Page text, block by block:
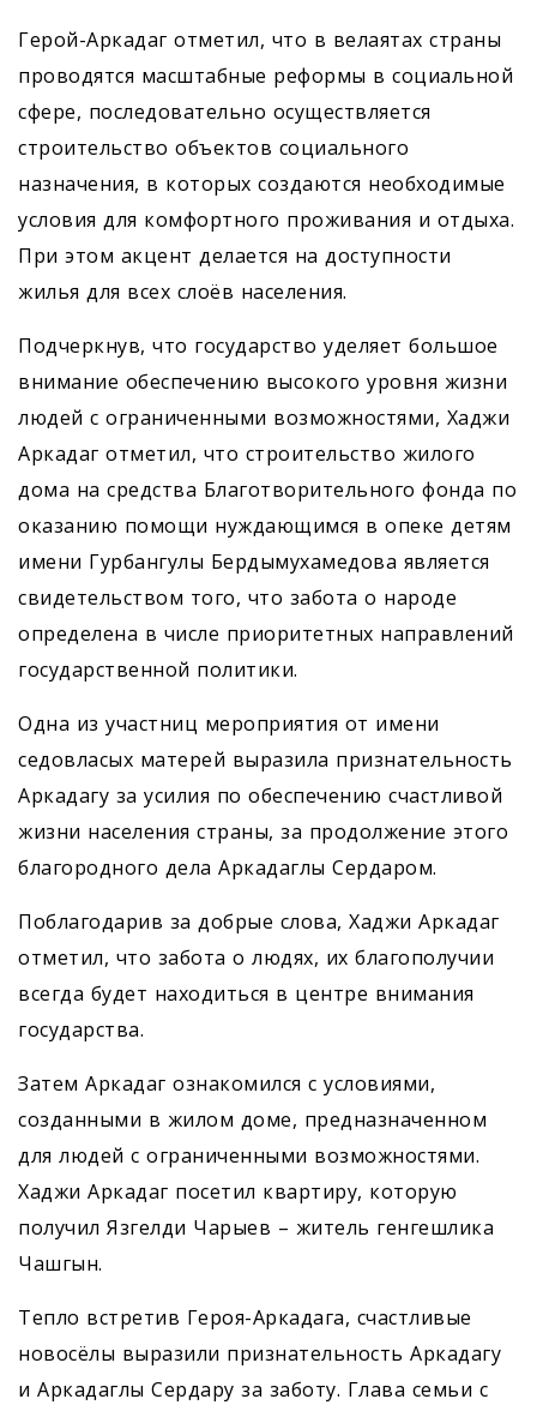
Герой-Аркадаг отметил, что в велаятах страны
проводятся масштабные реформы в социальной
сфере, последовательно осуществляется
строительство объектов социального
назначения, в которых создаются необходимые
условия для комфортного проживания и отдыха.
При этом акцент делается на доступности
жилья для всех слоёв населения.
Подчеркнув, что государство уделяет большое
внимание обеспечению высокого уровня жизни
людей с ограниченными возможностями, Хаджи
Аркадаг отметил, что строительство жилого
дома на средства Благотворительного фонда по
оказанию помощи нуждающимся в опеке детям
имени Гурбангулы Бердымухамедова является
свидетельством того, что забота о народе
определена в числе приоритетных направлений
государственной политики.
Одна из участниц мероприятия от имени
седовласых матерей выразила признательность
Аркадагу за усилия по обеспечению счастливой
жизни населения страны, за продолжение этого
благородного дела Аркадаглы Сердаром.
Поблагодарив за добрые слова, Хаджи Аркадаг
отметил, что забота о людях, их благополучии
всегда будет находиться в центре внимания
государства.
Затем Аркадаг ознакомился с условиями,
созданными в жилом доме, предназначенном
для людей с ограниченными возможностями.
Хаджи Аркадаг посетил квартиру, которую
получил Язгелди Чарыев – житель генгешлика
Чашгын.
Тепло встретив Героя-Аркадага, счастливые
новосёлы выразили признательность Аркадагу
и Аркадаглы Сердару за заботу. Глава семьи с